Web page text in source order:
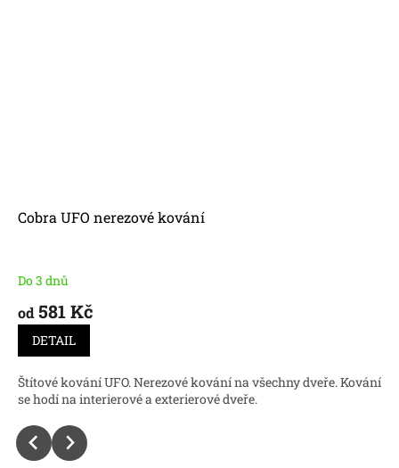
Cobra UFO nerezové kování
Do 3 dnů
od 581 Kč
DETAIL
Štítové kování UFO. Nerezové kování na všechny dveře. Kování
se hodí na interierové a exterierové dveře.